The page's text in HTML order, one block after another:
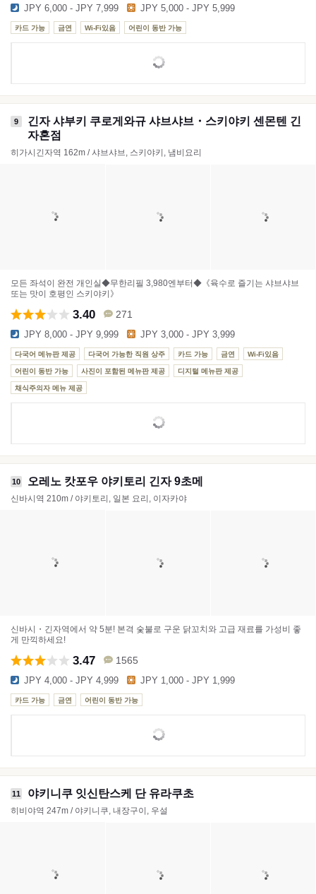
JPY 6,000 - JPY 7,999 JPY 5,000 - JPY 5,999
카드 가능 금연 Wi-Fi있음 어린이 동반 가능
9
긴자 샤부키 쿠로게와규 샤브샤브・스키야키 센몬텐 긴
자혼점
히가시긴자역 162m / 샤브샤브, 스키야키, 냄비요리
모든 좌석이 완전 개인실◆무한리필 3,980엔부터◆《육수로 즐기는 샤브샤브
또는 맛이 호평인 스키야키》
3.40 271
JPY 8,000 - JPY 9,999 JPY 3,000 - JPY 3,999
다국어 메뉴판 제공 다국어 가능한 직원 상주 카드 가능 금연 Wi-Fi있음
어린이 동반 가능 사진이 포함된 메뉴판 제공 디지털 메뉴판 제공
채식주의자 메뉴 제공
10 오레노 캇포우 야키토리 긴자 9초메
신바시역 210m / 야키토리, 일본 요리, 이자카야
신바시・긴자역에서 약 5분! 본격 숯불로 구운 닭꼬치와 고급 재료를 가성비 좋
게 만끽하세요!
3.47 1565
JPY 4,000 - JPY 4,999 JPY 1,000 - JPY 1,999
카드 가능 금연 어린이 동반 가능
11 야키니쿠 잇신탄스케 단 유라쿠초
히비야역 247m / 야키니쿠, 내장구이, 우설